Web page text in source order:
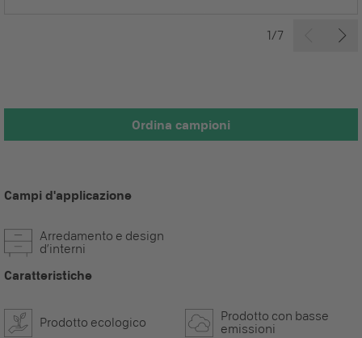
1/7
Ordina campioni
Campi d'applicazione
Arredamento e design
d’interni
Caratteristiche
Prodotto ecologico
Prodotto con basse
emissioni